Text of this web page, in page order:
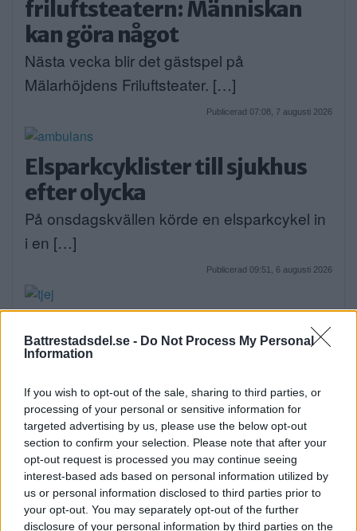
Battrestadsdel.se - Do Not Process My Personal
Information
If you wish to opt-out of the sale, sharing to third parties, or
processing of your personal or sensitive information for
targeted advertising by us, please use the below opt-out
section to confirm your selection. Please note that after your
opt-out request is processed you may continue seeing
interest-based ads based on personal information utilized by
us or personal information disclosed to third parties prior to
your opt-out. You may separately opt-out of the further
disclosure of your personal information by third parties on the
friluftsteatern: Människan
kan göra något
Nästa vecka blir det gästspel på
Mälarhöjdens Friluftsteater. […]
Publicerad 07:08, 7 augusti 2026
Elsparkcyklister till sjukhus
efter olycka
På onsdagskvällen körde en elsparkcykel in
i en […]
Publicerad 09:51, 6 augusti 2026
musikal – här är de största
Alice Stenberg är 17 år och har skrivit, […]
Publicerad 16:16, 5 augusti 2026
Bilist körde på vuxen och barn
på cykel